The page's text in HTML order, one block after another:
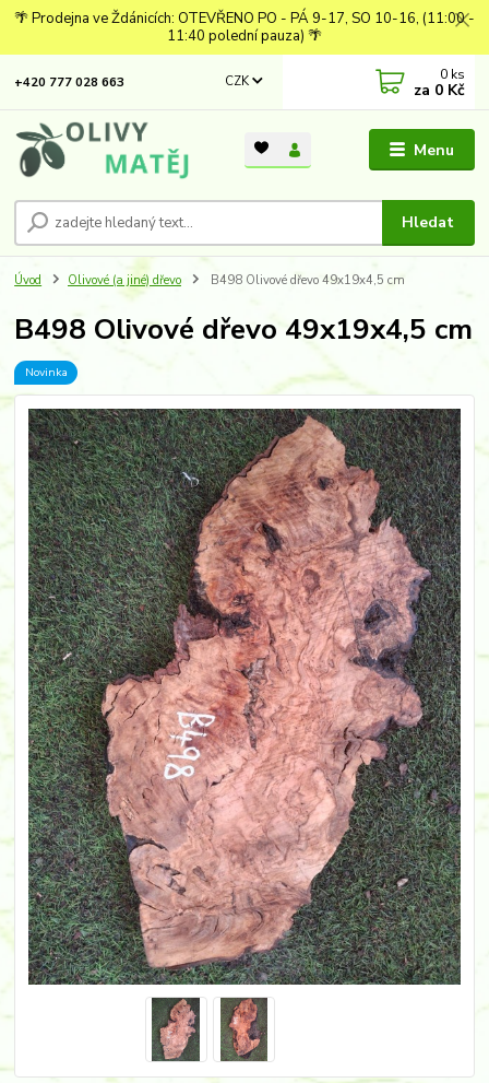
🌴 Prodejna ve Ždánicích: OTEVŘENO PO - PÁ 9-17, SO 10-16, (11:00 -
11:40 polední pauza) 🌴
Menu
CZK
Hledat
+420 777 028 663 0 ks
za 0 Kč
Úvod Olivové (a jiné) dřevo B498 Olivové dřevo 49x19x4,5 cm
B498 Olivové dřevo 49x19x4,5 cm
Novinka